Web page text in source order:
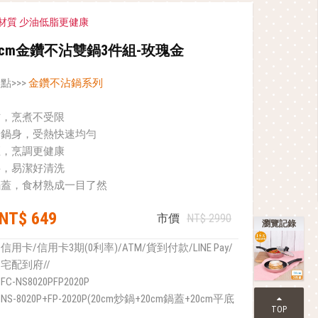
質 少油低脂更健康
金鑽不沾雙鍋3件組-玫瑰金
>>>金鑽不沾鍋系列
烹煮不受限
身，受熱快速均勻
烹調更健康
易潔好清洗
，食材熟成一目了然
649 市價 NT$ 2990
用卡/信用卡3期(0利率)/ATM/貨到付款/LINE Pay/
配到府//
NS8020PFP2020P
8020P+FP-2020P(20cm炒鍋+20cm鍋蓋+20cm平底
瀏覽記錄
TOP